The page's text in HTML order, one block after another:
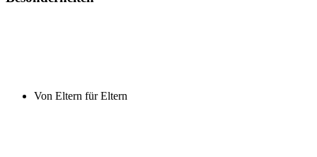
Von Eltern für Eltern